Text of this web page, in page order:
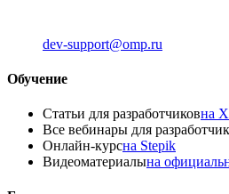
dev-support@omp.ru
Обучение
Статьи для разработчиковна
Все вебинары для
Онлайн-курсна Stepik
Видеоматериалына